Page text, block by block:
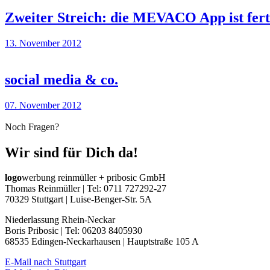
Zweiter Streich: die MEVACO App ist
13. November 2012
social media & co.
07. November 2012
Noch Fragen?
Wir sind für Dich da!
logowerbung reinmüller + pribosic GmbH
Thomas Reinmüller | Tel: 0711 727292-27
70329 Stuttgart | Luise-Benger-Str. 5A
Niederlassung Rhein-Neckar
Boris Pribosic | Tel: 06203 8405930
68535 Edingen-Neckarhausen | Hauptstraße 105 A
E-Mail nach Stuttgart